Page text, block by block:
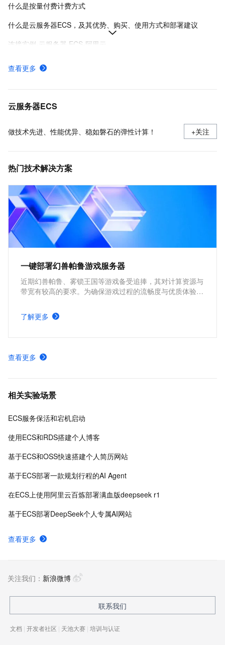
什么是按量付费计费方式
什么是云服务器ECS，及其优势、购买、使用方式和部署建议
连接实例-云服务器 ECS-阿里云
在Linux上安装Docker和Docker Compose
阿里云ECS通用型实例规格（g系列）
查看更多
云服务器ECS
做技术先进、性能优异、稳如磐石的弹性计算！ +关注
热门技术解决方案
一键部署幻兽帕鲁游戏服务器
近期幻兽帕鲁、雾锁王国等游戏备受追捧，其对计算资源与
带宽有较高的要求。为确保游戏过程的流畅度与优质体验，
大的玩家群体提供专属联机服务器，一键购买部署，轻松开
启游戏。
了解更多
查看更多
相关实验场景
ECS服务保活和宕机启动
使用ECS和RDS搭建个人博客
基于ECS和OSS快速搭建个人简历网站
基于ECS部署一款规划行程的AI Agent
在ECS上使用阿里云百炼部署满血版deepseek r1
基于ECS部署DeepSeek个人专属AI网站
查看更多
关注我们： 新浪微博
联系我们
文档 | 开发者社区 | 天池大赛 | 培训与认证